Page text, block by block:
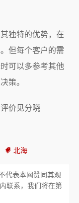
独特的优势，在
但每个客户的需
可以多参考其他
策。
价见分晓
北海
代表本网赞同其观
联系，我们将在第